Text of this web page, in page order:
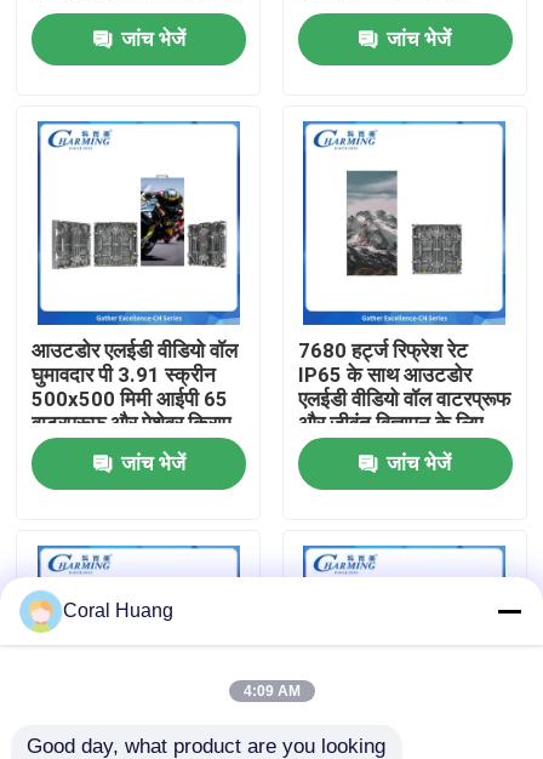
होम
उत्पाद
फैक्टरी यात्रा
गुणवत्ता नियंत्रण
समाचार
एलईडी वीडियो दीवार प्रदर्शन
आउटडोर एलईडी वीडियो वॉल
जांच भेजें
किराये के मंच और आउटडोर
इवेंट के लिए आदर्श
जांच भेजें
आउटडोर एलईडी वीडियो वॉल
घुमावदार पी 3.91 स्क्रीन
500x500 मिमी आईपी 65
वाटरप्रूफ और पेशेवर किराए
के लिए 3500nit चमक के
साथ
जांच भेजें
7680 हर्ट्ज रिफ्रेश रेट
IP65 के साथ आउटडोर
एलईडी वीडियो वॉल वाटरप्रूफ
और जीवंत विज्ञापन के लिए
500x500 मिमी कैबिनेट
आकार
जांच भेजें
Coral Huang
4:09 AM
Good day, what product are you looking